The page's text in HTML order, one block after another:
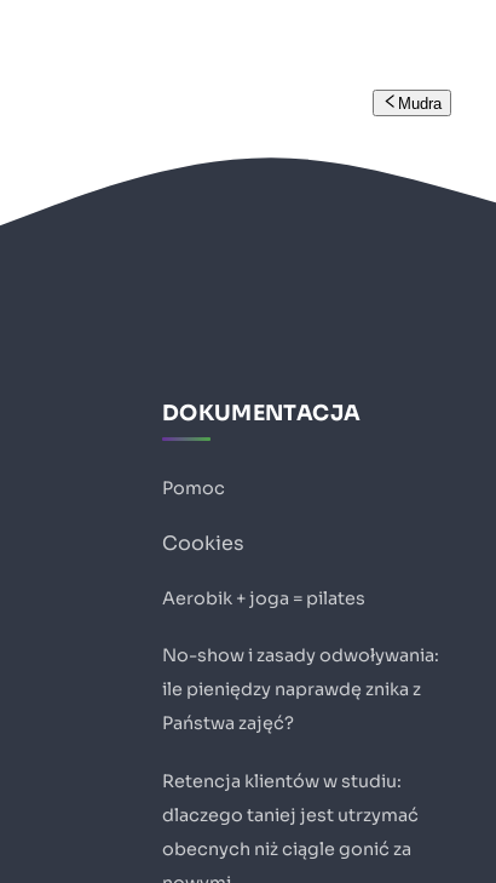
Mudra
DOKUMENTACJA
Pomoc
Cookies
Aerobik + joga = pilates
No-show i zasady odwoływania:
ile pieniędzy naprawdę znika z
Państwa zajęć?
Retencja klientów w studiu:
dlaczego taniej jest utrzymać
obecnych niż ciągle gonić za